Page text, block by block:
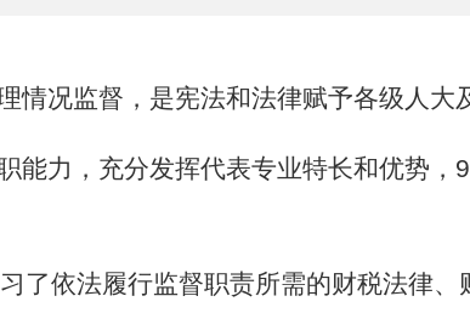
况监督，是宪法和法律赋予各级人大
力，充分发挥代表专业特长和优势，
依法履行监督职责所需的财税法律、